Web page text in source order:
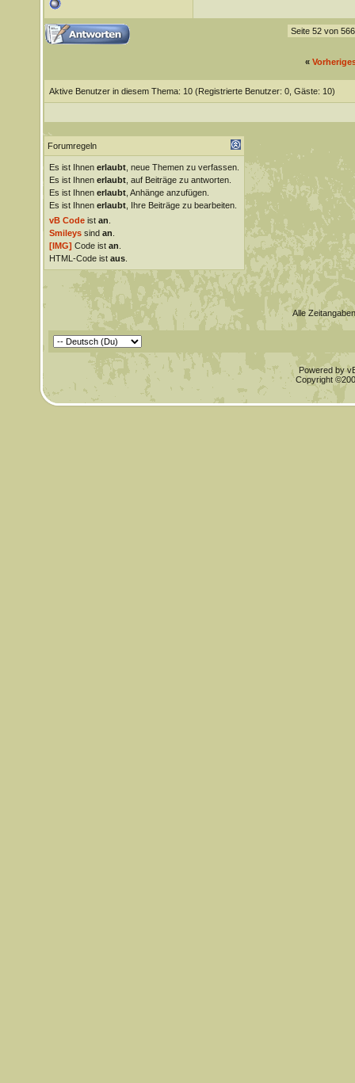
Seite 52 von 566
«
Aktive Benutzer in diesem Thema: 10 (Registrierte Benutzer: 0, Gäste: 10)
Forumregeln
Es ist Ihnen erlaubt, neue Themen zu verfassen.
Es ist Ihnen erlaubt, auf Beiträge zu antworten.
Es ist Ihnen erlaubt, Anhänge anzufügen.
Es ist Ihnen erlaubt, Ihre Beiträge zu bearbeiten.
vB Codeist an
Smileyssind an
[IMG] Code ist an
HTML-Code ist aus.
Alle
Powered by
Copyright